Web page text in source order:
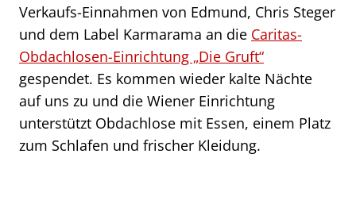
Verkaufs-Einnahmen von Edmund, Chris Steger
und dem Label Karmarama an die Caritas-
Obdachlosen-Einrichtung „Die Gruft“
gespendet. Es kommen wieder kalte Nächte
auf uns zu und die Wiener Einrichtung
unterstützt Obdachlose mit Essen, einem Platz
zum Schlafen und frischer Kleidung.